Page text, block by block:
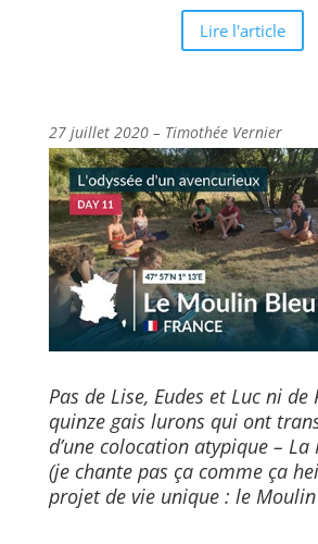
Lire l'article
27 juillet 2020 – Timothée Vernier
Pas de Lise, Eudes et Luc ni de
quinze gais lurons qui ont
d’une colocation atypique –
(je chante pas ça comme ça
projet de vie unique : le